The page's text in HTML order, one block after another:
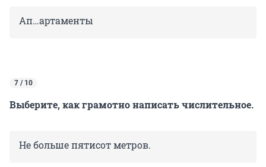
Ап…артаменты
7 / 10
Выберите, как грамотно написать числительное.
Не больше пятисот метров.